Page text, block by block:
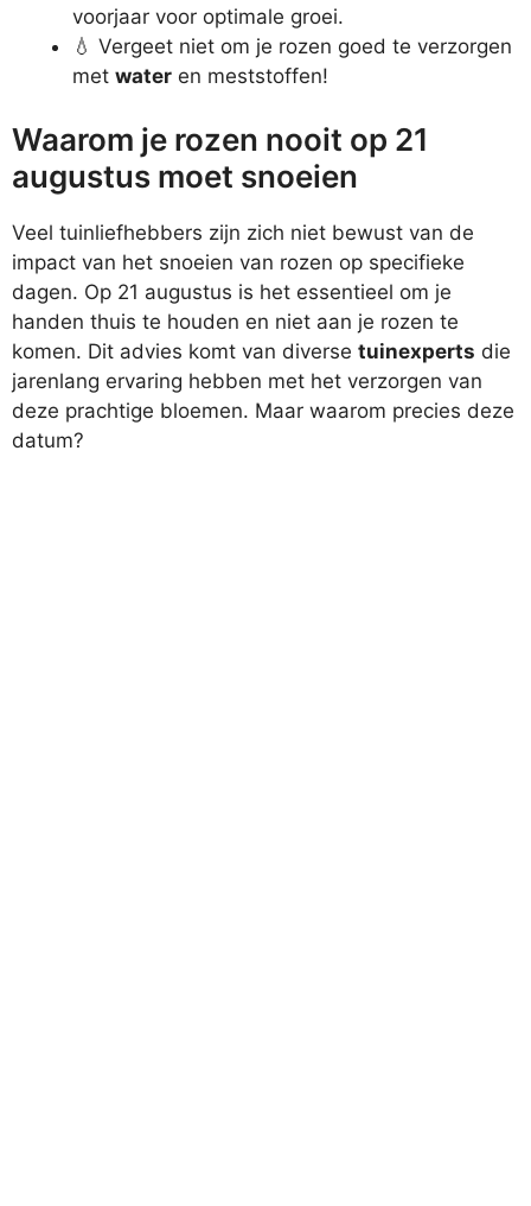
voorjaar voor optimale groei.
💧 Vergeet niet om je rozen goed te verzorgen
met water en meststoffen!
Waarom je rozen nooit op 21
augustus moet snoeien
Veel tuinliefhebbers zijn zich niet bewust van de
impact van het snoeien van rozen op specifieke
dagen. Op 21 augustus is het essentieel om je
handen thuis te houden en niet aan je rozen te
komen. Dit advies komt van diverse tuinexperts die
jarenlang ervaring hebben met het verzorgen van
deze prachtige bloemen. Maar waarom precies deze
datum?